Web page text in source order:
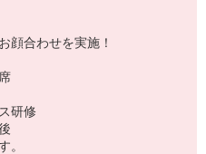
顔合わせを実施！
研修
。